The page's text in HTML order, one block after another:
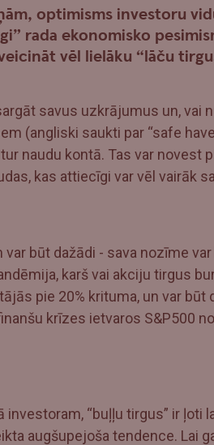
optimisms investoru
rada ekonomisko
vēl lielāku “lāču
savus uzkrājumus un, vai
(angliski saukti par “safe
naudu kontā. Tas var novest
kas attiecīgi var vēl vairāk
būt dažādi - sava nozīme
karš vai akciju tirgus
pie 20% krituma, un var būt
krīzes ietvaros S&P500
investoram, “buļļu tirgus” ir ļoti
augšupejoša tendence. Lai